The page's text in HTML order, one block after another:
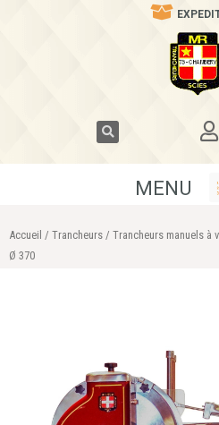
MENU
Accueil / Trancheurs / Trancheurs manuels à
Ø 370